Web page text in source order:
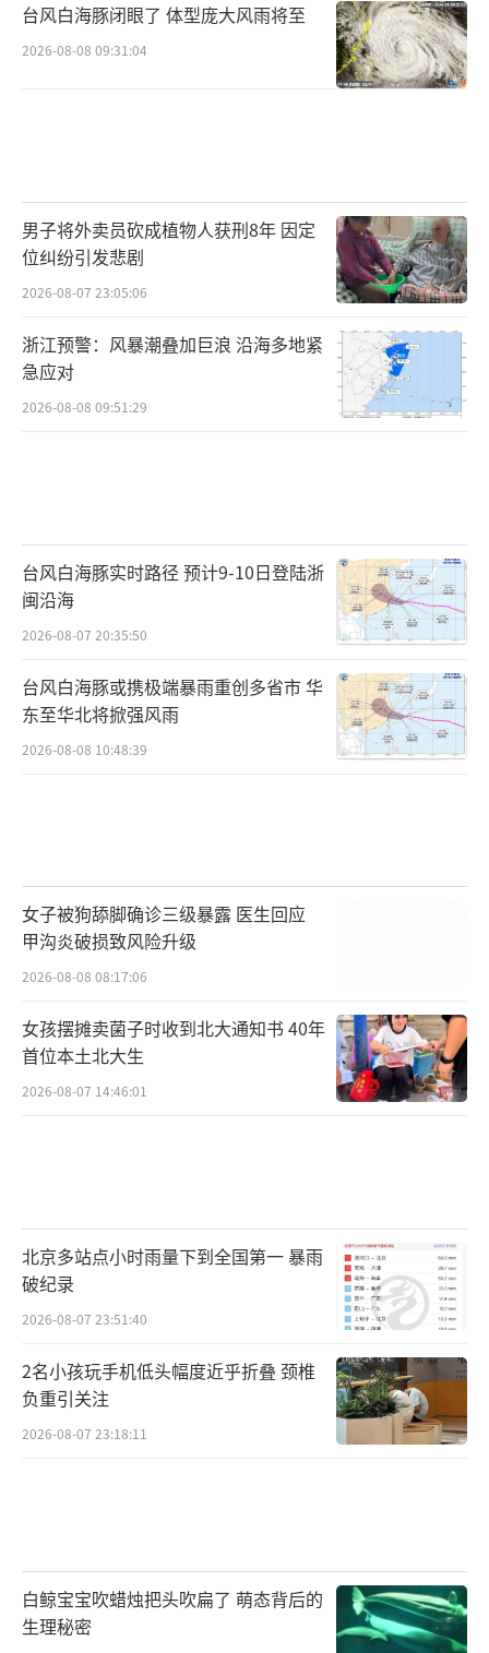
台风白海豚闭眼了 体型庞大风雨将至
2026-08-08 09:31:04
男子将外卖员砍成植物人获刑8年 因定
位纠纷引发悲剧
2026-08-07 23:05:06
浙江预警：风暴潮叠加巨浪 沿海多地紧
急应对
2026-08-08 09:51:29
台风白海豚实时路径 预计9-10日登陆浙
闽沿海
2026-08-07 20:35:50
台风白海豚或携极端暴雨重创多省市 华
东至华北将掀强风雨
2026-08-08 10:48:39
女子被狗舔脚确诊三级暴露 医生回应
甲沟炎破损致风险升级
2026-08-08 08:17:06
女孩摆摊卖菌子时收到北大通知书 40年
首位本土北大生
2026-08-07 14:46:01
北京多站点小时雨量下到全国第一 暴雨
破纪录
2026-08-07 23:51:40
2名小孩玩手机低头幅度近乎折叠 颈椎
负重引关注
2026-08-07 23:18:11
白鲸宝宝吹蜡烛把头吹扁了 萌态背后的
生理秘密